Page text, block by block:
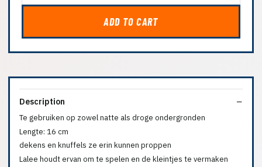
ADD TO CART
Description
Te gebruiken op zowel natte als droge ondergronden
Lengte: 16 cm
dekens en knuffels ze erin kunnen proppen
Lalee houdt ervan om te spelen en de kleintjes te vermaken